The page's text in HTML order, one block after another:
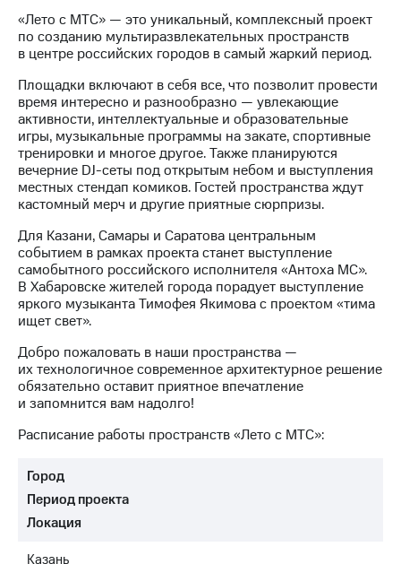
Контакты
Новости
в
регионе
и акционерам
Корпоративное
управление
Корпоративный
секретарь
Раскрытие
информации
Информация
акционерам
Документы
ПАО
"МТС"
акционеров
Личный
кабинет
акционера
капитал
Рынок
акций
«Лето с МТС» — это уникальный, комплексный проект
по созданию мультиразвлекательных пространств
в центре российских городов в самый жаркий период.
Площадки включают в себя все, что позволит провести
время интересно и разнообразно — увлекающие
активности, интеллектуальные и образовательные
игры, музыкальные программы на закате, спортивные
тренировки и многое другое. Также планируются
вечерние DJ-сеты под открытым небом и выступления
местных стендап комиков. Гостей пространства ждут
кастомный мерч и другие приятные сюрпризы.
Для Казани, Самары и Саратова центральным
событием в рамках проекта станет выступление
самобытного российского исполнителя «Антоха МС».
В Хабаровске жителей города порадует выступление
яркого музыканта Тимофея Якимова с проектом «тима
ищет свет».
Добро пожаловать в наши пространства —
их технологичное современное архитектурное решение
обязательно оставит приятное впечатление
и запомнится вам надолго!
Расписание работы пространств «Лето с МТС»:
Город
Период проекта
Локация